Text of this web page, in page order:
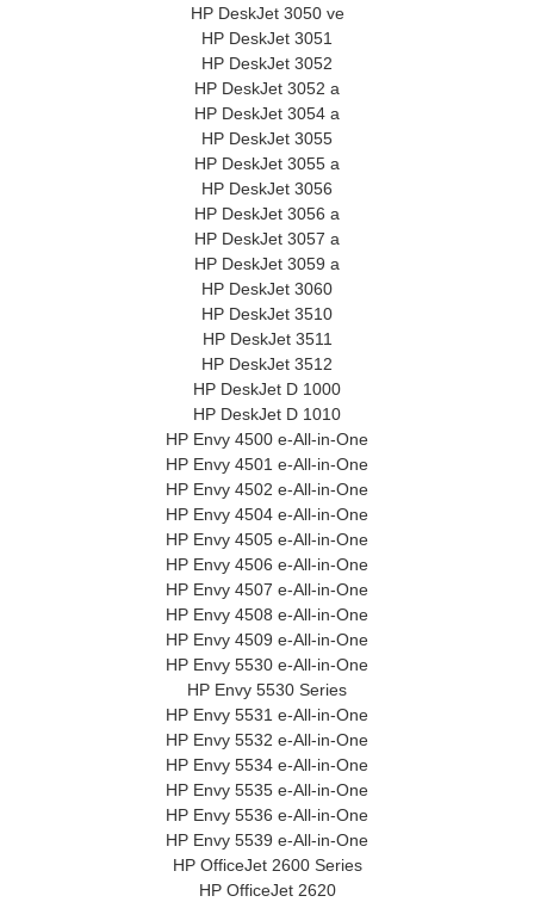
HP DeskJet 3050 ve
HP DeskJet 3051
HP DeskJet 3052
HP DeskJet 3052 a
HP DeskJet 3054 a
HP DeskJet 3055
HP DeskJet 3055 a
HP DeskJet 3056
HP DeskJet 3056 a
HP DeskJet 3057 a
HP DeskJet 3059 a
HP DeskJet 3060
HP DeskJet 3510
HP DeskJet 3511
HP DeskJet 3512
HP DeskJet D 1000
HP DeskJet D 1010
HP Envy 4500 e-All-in-One
HP Envy 4501 e-All-in-One
HP Envy 4502 e-All-in-One
HP Envy 4504 e-All-in-One
HP Envy 4505 e-All-in-One
HP Envy 4506 e-All-in-One
HP Envy 4507 e-All-in-One
HP Envy 4508 e-All-in-One
HP Envy 4509 e-All-in-One
HP Envy 5530 e-All-in-One
HP Envy 5530 Series
HP Envy 5531 e-All-in-One
HP Envy 5532 e-All-in-One
HP Envy 5534 e-All-in-One
HP Envy 5535 e-All-in-One
HP Envy 5536 e-All-in-One
HP Envy 5539 e-All-in-One
HP OfficeJet 2600 Series
HP OfficeJet 2620